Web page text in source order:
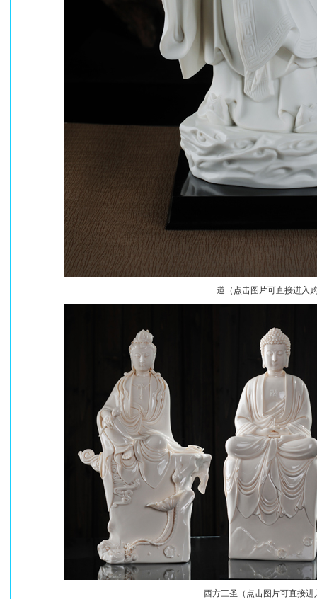
道（点击图片可直接进入
西方三圣（点击图片可直接进